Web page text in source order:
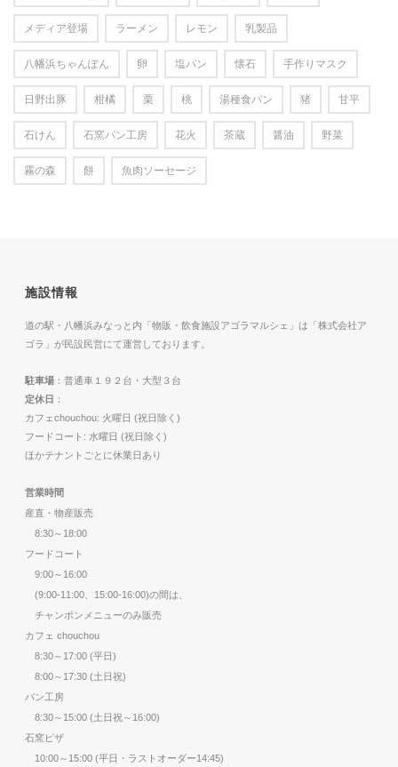
メディア登場 ラーメン レモン 乳製品
八幡浜ちゃんぽん 卵 塩パン 懐石 手作りマスク
日野出豚 柑橘 栗 桃 湯種食パン 猪 甘平
石けん 石窯パン工房 花火 茶蔵 醤油 野菜
霧の森 餅 魚肉ソーセージ
施設情報
道の駅・八幡浜みなっと内「物販・飲食施設アゴラマルシェ」は「株式会社ア
ゴラ」が民設民営にて運営しております。
駐車場 ：普通車１９２台・大型３台
定休日 ：
カフェchouchou: 火曜日 (祝日除く)
フードコート: 水曜日 (祝日除く)
ほかテナントごとに休業日あり
営業時間
産直・物産販売
8:30～18:00
フードコート
9:00～16:00
(9:00-11:00、15:00-16:00)の間は、
チャンポンメニューのみ販売
カフェ chouchou
8:30～17:00 (平日)
8:00～17:30 (土日祝)
パン工房
8:30～15:00 (土日祝～16:00)
石窯ピザ
10:00～15:00 (平日・ラストオーダー14:45)